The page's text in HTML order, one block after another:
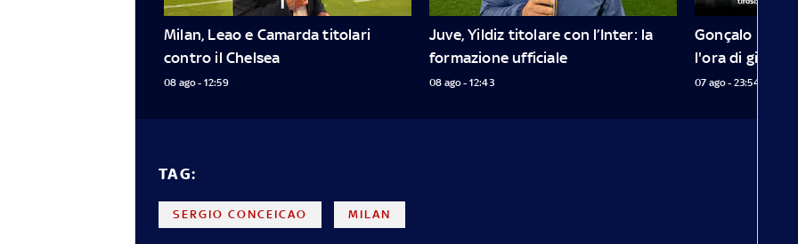
Milan, Leao e Camarda titolari
contro il Chelsea
08 ago - 12:59
Juve, Yildiz titolare con l’Inter: la
formazione ufficiale
08 ago - 12:43
Gonçalo
l'ora di giocare"
07 ago - 23:54
TAG:
SERGIO CONCEICAO MILAN